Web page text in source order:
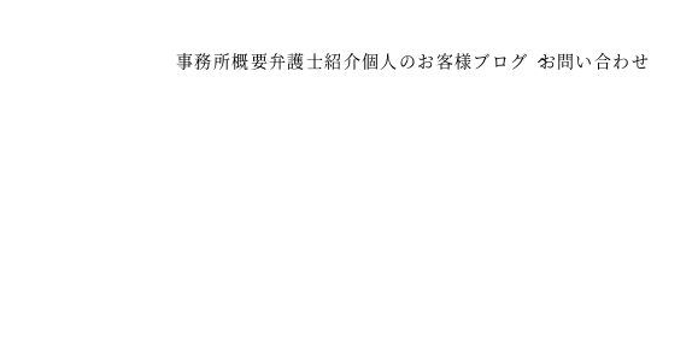
事務所概要弁護士紹介個人のお客様ブログ お問い合わせ